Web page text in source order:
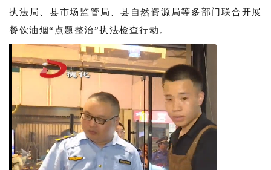
执法局、县市场监管局、县自然资源局等多部门联合开展
餐饮油烟“点题整治”执法检查行动。